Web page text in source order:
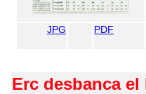
JPG PDF
Erc desbanca el